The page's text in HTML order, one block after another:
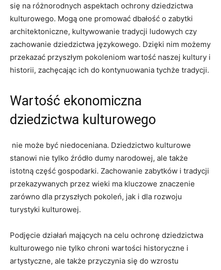
się na ​różnorodnych aspektach ochrony dziedzictwa
kulturowego. Mogą one promować ⁢dbałość o zabytki
architektoniczne, kultywowanie⁢ tradycji⁤ ludowych czy
zachowanie dziedzictwa‍ językowego.‌ Dzięki ⁤nim‌ możemy⁤
przekazać ⁤przyszłym pokoleniom wartość naszej kultury ⁣i
historii,‍ zachęcając ich do kontynuowania tychże tradycji.
Wartość‍ ekonomiczna
dziedzictwa​ kulturowego
‌ nie ​może być niedoceniana.‌ Dziedzictwo kulturowe
stanowi nie‌ tylko ⁣źródło dumy ⁤narodowej,​ ale także
istotną⁣ część gospodarki. Zachowanie zabytków i tradycji
przekazywanych ‍przez wieki ma⁤ kluczowe​ znaczenie
zarówno dla przyszłych⁤ pokoleń, jak⁤ i dla⁣ rozwoju
turystyki kulturowej.
Podjęcie działań mających ⁤na celu ochronę dziedzictwa
kulturowego ⁣nie‍ tylko chroni⁢ wartości historyczne i⁣
artystyczne, ale ‍także przyczynia się do wzrostu